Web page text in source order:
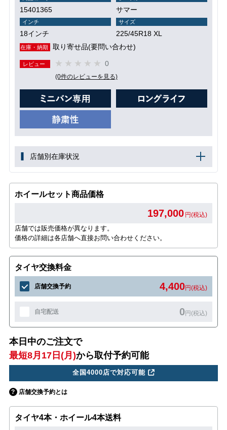
15401365 サマー
インチ
18インチ
サイズ
225/45R18 XL
在庫・納期 取り寄せ品(要問い合わせ)
レビュー 0
(0件のレビューを見る)
店舗別在庫状況
ホイールセット商品価格
197,000 円(税込)
店舗では販売価格が異なります。
価格の詳細は各店舗へ直接お問い合わせください。
タイヤ交換料金
店舗交換予約 4,400円(税込)
自宅配送 0円(税込)
本日中のご注文で
最短8月17日(月)から取付予約可能
全国4000店で対応可能
店舗交換予約とは
タイヤ4本・ホイール4本送料